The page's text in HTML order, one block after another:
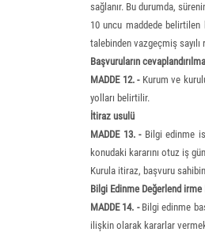
sağlanır. Bu durumda,
10 uncu maddede
talebinden vazgeçmiş sayılı
Başvuruların
MADDE 12. - Kurum ve
yolları belirtilir.
İtiraz usulü
MADDE 13. -Bilgi edinme
konudaki kararını otuz iş
Kurula itiraz, başvuru
Bilgi Edinme Değerlend irme
MADDE 14. - Bilgi edinme
ilişkin olarak kararlar